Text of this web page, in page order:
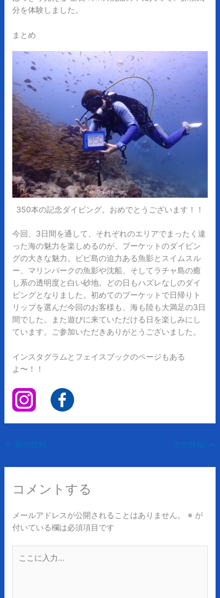
分を体験しました。
まとめ
350本の記念ダイビング。おめでとうございます！！
今回、3日間を通して、それぞれのエリアでまったく違
った海の魅力を楽しめるのが、プーケットのダイビン
グの大きな魅力。ピピ島の迫力ある魚影とスイムスル
ー、マリンパークの魚影や沈船、そしてラチャ島の癒
し系の透明度と白い砂地。どの日もハズレなしのダイ
ビングとなりました。初めてのプーケットで日帰りト
リップを選んだ今回のお客様も、海も陸も大満足の3日
間でした。また遊びに来ていただける日を楽しみにし
ています。ご参加いただきありがとうございました。
インスタグラムとフェイスブックのページもある
よ〜！！
← 前の投稿 次の投稿 →
コメントする
メールアドレスが公開されることはありません。 ※ が
付いている欄は必須項目です